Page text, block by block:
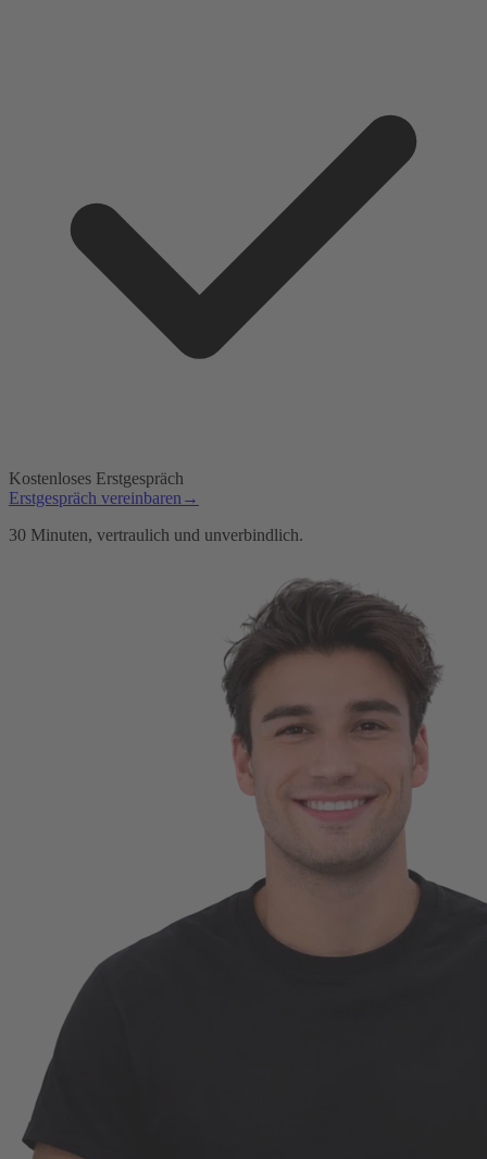
Kostenloses Erstgespräch
Erstgespräch vereinbaren →
30 Minuten, vertraulich und unverbindlich.